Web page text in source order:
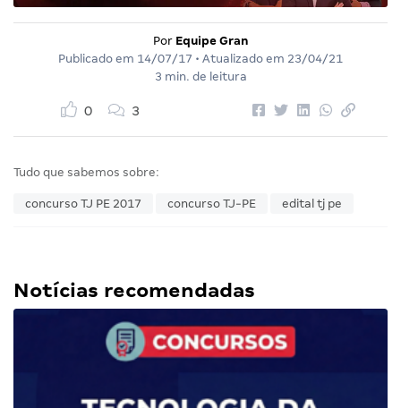
Por Equipe Gran
Publicado em 14/07/17 • Atualizado em 23/04/21
3 min. de leitura
0 3
Tudo que sabemos sobre:
concurso TJ PE 2017 concurso TJ-PE edital tj pe
Notícias recomendadas